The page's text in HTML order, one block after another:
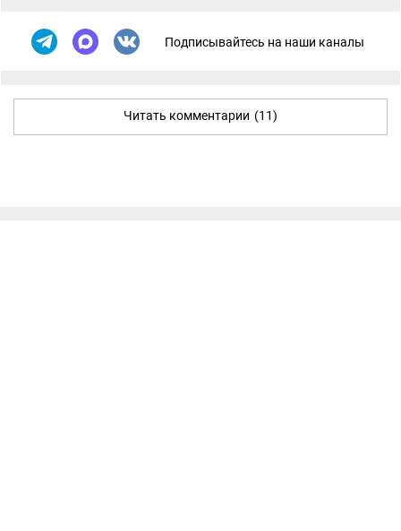
Подписывайтесь на наши каналы
Читать комментарии (11)